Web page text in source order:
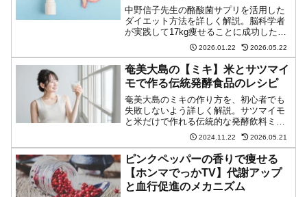
中野信子先生の酪酸菌サプリを活用した
ダイエット方法を詳しく解説。脳科学者
が実践して17kg痩せることに成功した、
科学的根拠に基づく新しいダイエット法
とは？酪酸菌サプリの選び方から効果的
な摂取方法、継続のコツまで、誰でも実
践できる具体的な方法をご紹介します。
2026.01.22 2026.05.22
奄美大島の【ミキ】米とサツマイ
モで作る伝統発酵食品のレシピ
奄美大島のミキの作り方を、初心者でも
失敗しないよう詳しく解説。サツマイモ
と米だけで作れる伝統的な発酵飲料ミキ
は、1mlあたり1億個以上の乳酸菌を含む
健康ドリンクです。
2024.11.22 2026.05.21
ピンクペッパーの香りで痩せる
【ホンマでっかTV】代謝アップ
と血行促進のメカニズム